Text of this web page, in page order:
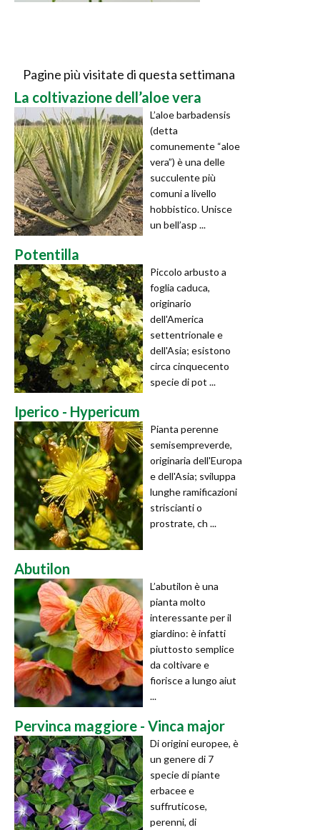
Pagine più visitate di questa settimana
La coltivazione dell’aloe vera
L’aloe barbadensis
(detta
comunemente “aloe
vera”) è una delle
succulente più
comuni a livello
hobbistico. Unisce
un bell’asp ...
Potentilla
Piccolo arbusto a
foglia caduca,
originario
dell'America
settentrionale e
dell'Asia; esistono
circa cinquecento
specie di pot ...
Iperico - Hypericum
Pianta perenne
semisempreverde,
originaria dell'Europa
e dell'Asia; sviluppa
lunghe ramificazioni
striscianti o
prostrate, ch ...
Abutilon
L’abutilon è una
pianta molto
interessante per il
giardino: è infatti
piuttosto semplice
da coltivare e
fiorisce a lungo aiut
...
Pervinca maggiore - Vinca major
Di origini europee, è
un genere di 7
specie di piante
erbacee e
suffruticose,
perenni, di